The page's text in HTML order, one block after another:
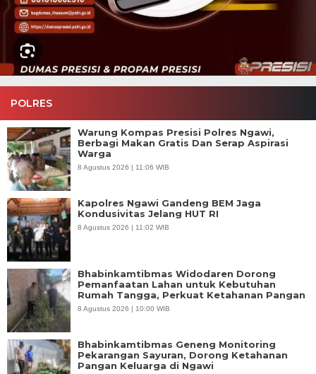
POLRES
Warung Kompas Presisi Polres Ngawi,
Berbagi Makan Gratis Dan Serap Aspirasi
Warga
8 Agustus 2026 | 11:06 WIB
Kapolres Ngawi Gandeng BEM Jaga
Kondusivitas Jelang HUT RI
8 Agustus 2026 | 11:02 WIB
Bhabinkamtibmas Widodaren Dorong
Pemanfaatan Lahan untuk Kebutuhan
Rumah Tangga, Perkuat Ketahanan Pangan
8 Agustus 2026 | 10:00 WIB
Bhabinkamtibmas Geneng Monitoring
Pekarangan Sayuran, Dorong Ketahanan
Pangan Keluarga di Ngawi